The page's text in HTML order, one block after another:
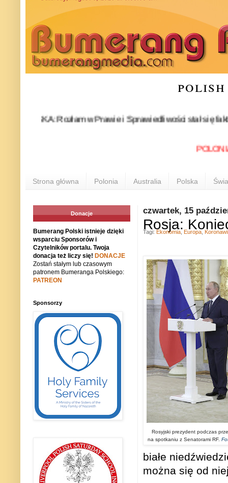
Rozłam w Prawie i Sprawiedliwości stał się
POLONIA
Strona główna Polonia Australia Polska
czwartek, 15
Rosja:
Rosyjski prezydent podczas
na spotkaniu z Senatorami RF.
białe
można się od
Tagi: Ekonomia Europa
Donacje
Bumerang Polski istnieje dzięki
wsparciu Sponsorów i
Czytelników portalu. Twoja
donacja też liczy się! DONACJE
Zostań stałym lub czasowym
patronem Bumeranga Polskiego:
PATREON
Sponsorzy